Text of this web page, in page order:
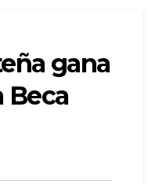
gana
Beca